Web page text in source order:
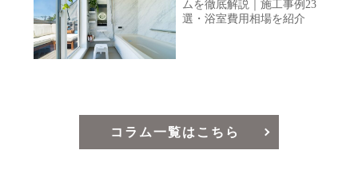
ムを徹底解説｜施工事例23
選・浴室費用相場を紹介
コラム一覧はこちら